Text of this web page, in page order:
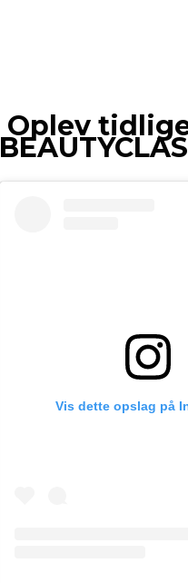
Oplev
Vis dette opslag på